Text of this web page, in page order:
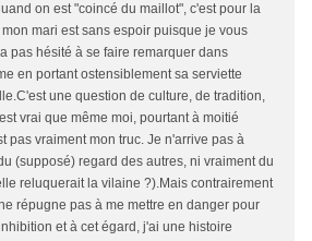
on est "coincé du maillot", c'est pour la
mari est sans espoir puisque je vous
pas hésité à se faire remarquer dans
en portant ostensiblement sa serviette
une question de culture, de tradition,
vrai que même moi, pourtant à moitié
pas vraiment mon truc. Je n'arrive pas à
(supposé) regard des autres, ni vraiment du
reluquerait la vilaine ?).Mais contrairement
répugne pas à me mettre en danger pour
et à cet égard, j'ai une histoire